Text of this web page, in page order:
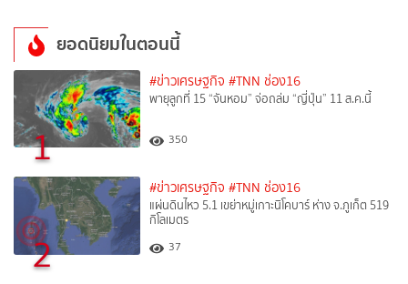
ยอดนิยมในตอนนี้
1
#ข่าวเศรษฐกิจ #TNN ช่อง16
พายุลูกที่ 15 “จันหอม” จ่อถล่ม “ญี่ปุ่น” 11 ส.ค.นี้
350
2
#ข่าวเศรษฐกิจ #TNN ช่อง16
แผ่นดินไหว 5.1 เขย่าหมู่เกาะนิโคบาร์ ห่าง จ.ภูเก็ต 519
กิโลเมตร
37